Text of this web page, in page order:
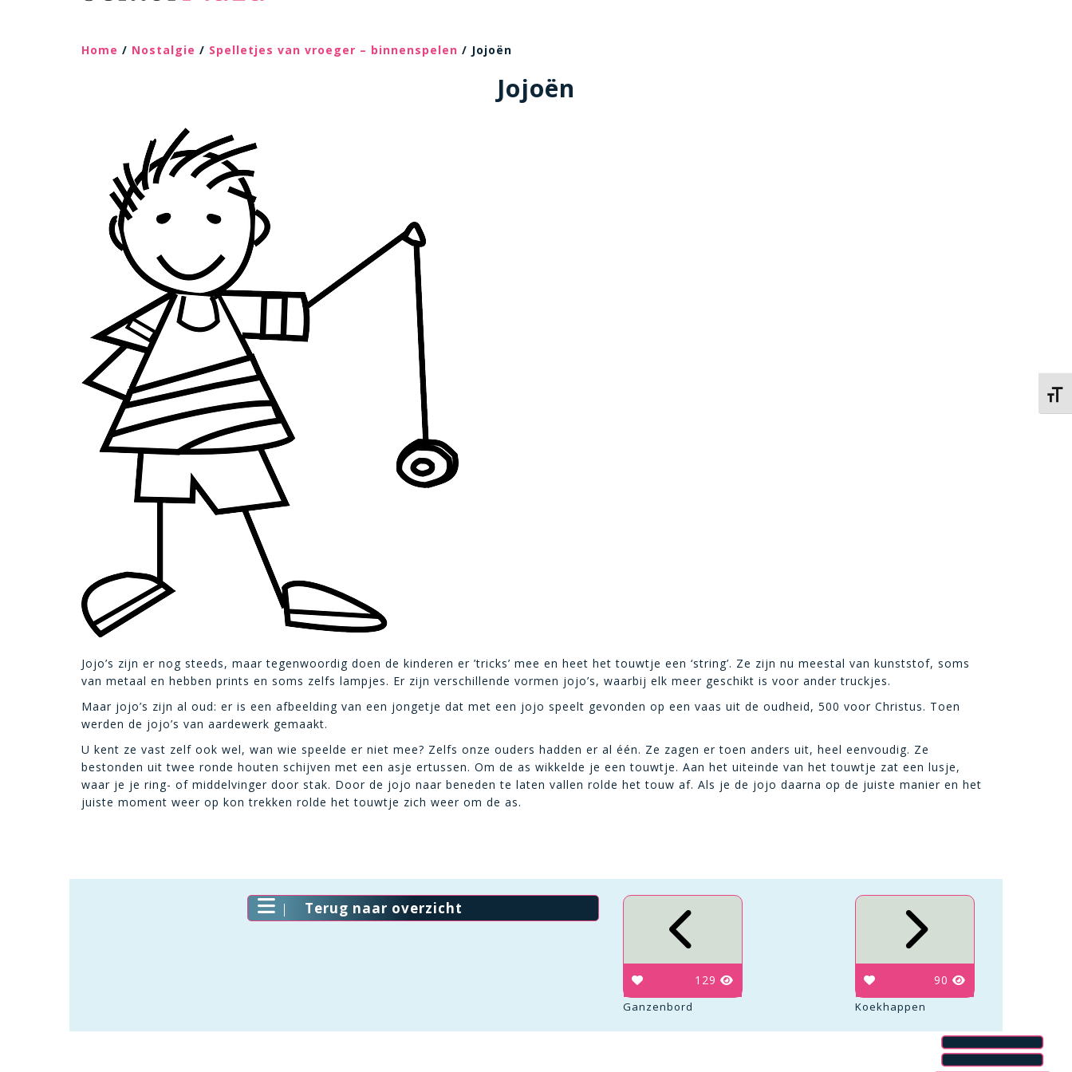
Home / Nostalgie / Spelletjes van vroeger – binnenspelen / Jojoën
Jojoën
Jojo’s zijn er nog steeds, maar tegenwoordig doen de kinderen er ’tricks’ mee en heet het touwtje een ‘string’. Ze zijn nu meestal van kunststof, soms
van metaal en hebben prints en soms zelfs lampjes. Er zijn verschillende vormen jojo’s, waarbij elk meer geschikt is voor ander truckjes.
Maar jojo’s zijn al oud: er is een afbeelding van een jongetje dat met een jojo speelt gevonden op een vaas uit de oudheid, 500 voor Christus. Toen
werden de jojo’s van aardewerk gemaakt.
U kent ze vast zelf ook wel, wan wie speelde er niet mee? Zelfs onze ouders hadden er al één. Ze zagen er toen anders uit, heel eenvoudig. Ze
bestonden uit twee ronde houten schijven met een asje ertussen. Om de as wikkelde je een touwtje. Aan het uiteinde van het touwtje zat een lusje,
waar je je ring- of middelvinger door stak. Door de jojo naar beneden te laten vallen rolde het touw af. Als je de jojo daarna op de juiste manier en het
juiste moment weer op kon trekken rolde het touwtje zich weer om de as.
Terug naar overzicht
129
Ganzenbord
90
Koekhappen